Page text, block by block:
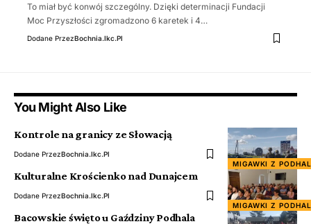
To miał być konwój szczególny. Dzięki determinacji Fundacji
Moc Przyszłości zgromadzono 6 karetek i 4…
Dodane PrzezBochnia.ikc.pl
You Might Also Like
MIGAWKI Z
Kontrole na granicy ze Słowacją
Dodane PrzezBochnia.ikc.pl
MIGAWKI Z
Kulturalne Krościenko nad Dunajcem
Dodane PrzezBochnia.ikc.pl
Bacowskie święto u Gaździny Podhala